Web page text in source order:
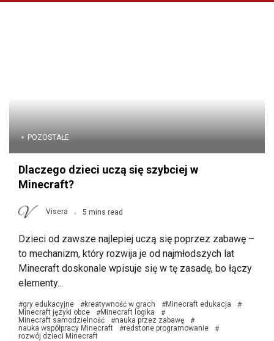
POZOSTAŁE
Dlaczego dzieci uczą się szybciej w
Minecraft?
Visera 5 mins read
Dzieci od zawsze najlepiej uczą się poprzez zabawę –
to mechanizm, który rozwija je od najmłodszych lat
Minecraft doskonale wpisuje się w tę zasadę, bo łączy
elementy...
#gry edukacyjne #kreatywność w grach #Minecraft edukacja
#
Minecraft języki obce
#Minecraft logika
#
Minecraft samodzielność
#nauka przez zabawę
#
nauka współpracy Minecraft
#redstone programowanie
#
rozwój dzieci Minecraft